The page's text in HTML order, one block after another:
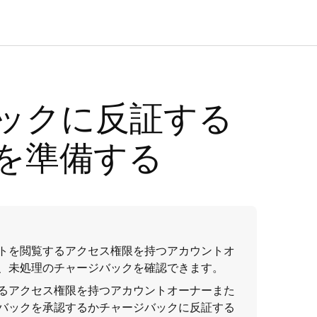
クに反証する
準備する
を閲覧するアクセス権限を持つアカウントオ
未処理のチャージバックを確認できます。
アクセス権限を持つアカウントオーナーまた
ックを承認するかチャージバックに反証する